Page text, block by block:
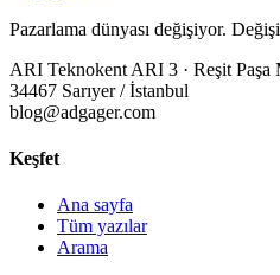
Pazarlama dünyası değişiyor.
ARI Teknokent ARI 3 · Reşit
34467 Sarıyer / İstanbul
blog@adgager.com
Keşfet
Ana sayfa
Tüm yazılar
Arama